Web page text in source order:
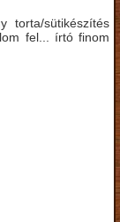
torta/sütikészítés
fel... írtó finom